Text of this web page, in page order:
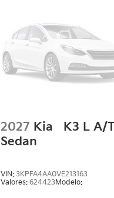
2027 Kia
K3 L A/
Sedan
VIN: 3KPFA4AA0VE213163
Valores: 624423Modelo: